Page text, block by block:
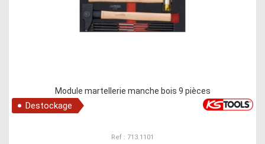
Module martellerie manche bois 9 pièces
Destockage
Ref : 713.1101